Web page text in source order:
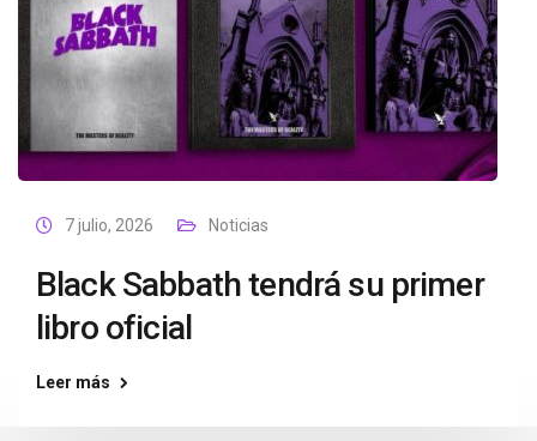
7 julio, 2026 Noticias
Black Sabbath tendrá su primer
libro oficial
Leer más